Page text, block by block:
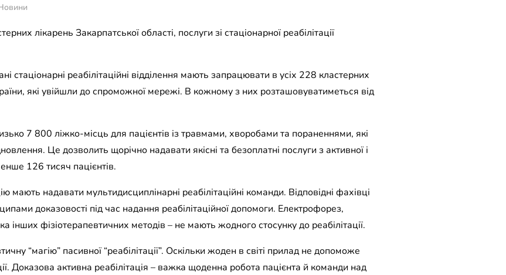
лікарень Закарпатської області, послуги зі стаціонарної реабілітації
стаціонарні реабілітаційні відділення мають запрацювати в усіх 228 кластерних
які увійшли до спроможної мережі. В кожному з них розташовуватиметься від
7 800 ліжко-місць для пацієнтів із травмами, хворобами та пораненнями, які
Це дозволить щорічно надавати якісні та безоплатні послуги з активної і
126 тисяч пацієнтів.
мають надавати мультидисциплінарні реабілітаційні команди. Відповідні фахівці
доказовості під час надання реабілітаційної допомоги. Електрофорез,
інших фізіотерапевтичних методів – не мають жодного стосунку до реабілітації.
“магію” пасивної “реабілітації”. Оскільки жоден в світі прилад не допоможе
Доказова активна реабілітація – важка щоденна робота пацієнта й команди над